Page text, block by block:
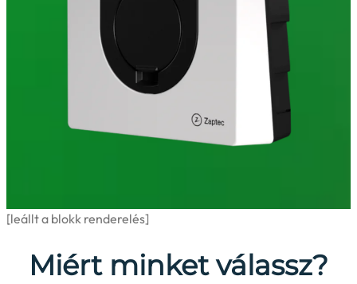
[leállt a blokk renderelés]
Miért minket válassz?